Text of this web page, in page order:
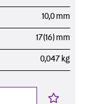
10,0 mm
17(16) mm
0,047 kg